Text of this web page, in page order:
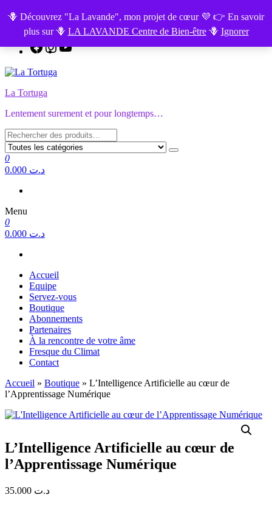
Aller
contenu
🪻 Découvrez "La Lavande", mon projet de cœur 💜 👉 En savoir
plus sur 🪻 LA LAVANDE Centre de Bien-être🪻 Ignorer
FAITES LE TEST GRATUIT :L'Equilibre de vos Chakras.
Facebook
Instagram
YouTube
La Tortuga
Lentement surement et pour longtemps…
0
0.000 د.ت
Menu
0
0.000 د.ت
Accueil
Equipe
Servez-vous
Boutique
Abonnements
Partenaires
À la rencontre de votre âme
Fresque du Climat
Contact
Accueil » Boutique » L’Intelligence Artificielle au cœur de
l’Apprentissage Numérique
L’Intelligence Artificielle au cœur de
l’Apprentissage Numérique
35.000 د.ت